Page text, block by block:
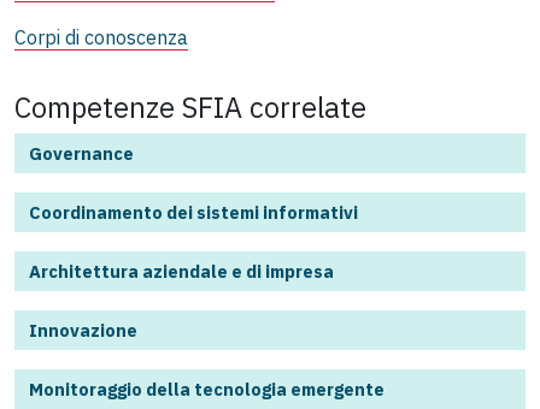
Corpi di conoscenza
Competenze SFIA correlate
Governance
Coordinamento dei sistemi informativi
Architettura aziendale e di impresa
Innovazione
Monitoraggio della tecnologia emergente